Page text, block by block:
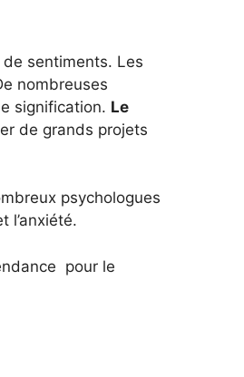
sentiments. Les
nombreuses
signification. Le
de grands projets
psychologues
l’anxiété.
pour le